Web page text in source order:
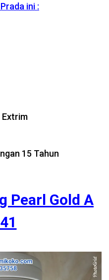
ini :
Extrim
15 Tahun
Pearl Gold A